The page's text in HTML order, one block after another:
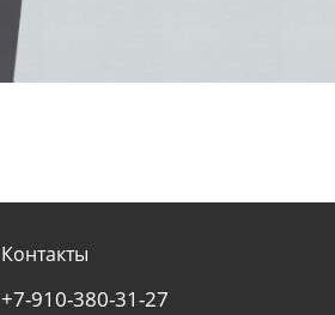
Контакты
+7-910-380-31-27